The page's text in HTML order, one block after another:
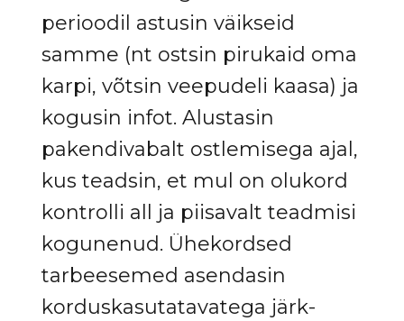
perioodil astusin väikseid
samme (nt ostsin pirukaid oma
karpi, võtsin veepudeli kaasa) ja
kogusin infot. Alustasin
pakendivabalt ostlemisega ajal,
kus teadsin, et mul on olukord
kontrolli all ja piisavalt teadmisi
kogunenud. Ühekordsed
tarbeesemed asendasin
korduskasutatavatega järk-